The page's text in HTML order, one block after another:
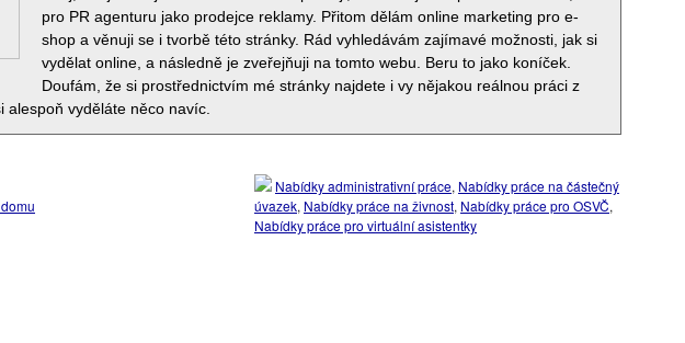
pro PR agenturu jako prodejce reklamy. Přitom dělám online marketing pro e-
shop a věnuji se i tvorbě této stránky. Rád vyhledávám zajímavé možnosti, jak si
vydělat online, a následně je zveřejňuji na tomto webu. Beru to jako koníček.
Doufám, že si prostřednictvím mé stránky najdete i vy nějakou reálnou práci z
alespoň vyděláte něco navíc.
Nabídky administrativní práce, Nabídky práce na částečný
úvazek, Nabídky práce na živnost, Nabídky práce pro OSVČ,
Nabídky práce pro virtuální asistentky